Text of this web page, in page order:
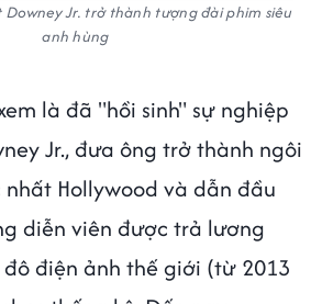
Jr. trở thành tượng đài phim siêu
anh hùng
là đã "hồi sinh" sự nghiệp
Jr., đưa ông trở thành ngôi
Hollywood và dẫn đầu
diễn viên được trả lương
điện ảnh thế giới (từ 2013